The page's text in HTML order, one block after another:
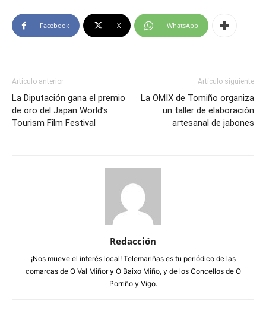
Facebook X WhatsApp
Artículo anterior
La Diputación gana el premio
de oro del Japan World’s
Tourism Film Festival
Artículo siguiente
La OMIX de Tomiño organiza
un taller de elaboración
artesanal de jabones
Redacción
¡Nos mueve el interés local! Telemariñas es tu periódico de las
comarcas de O Val Miñor y O Baixo Miño, y de los Concellos de O
Porriño y Vigo.